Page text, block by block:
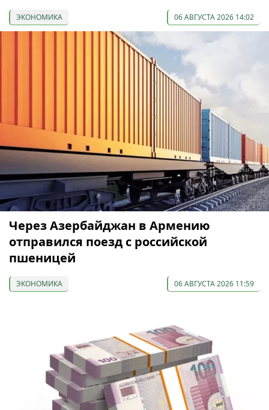
ЭКОНОМИКА 06 АВГУСТА 2026 14:02
Через Азербайджан в Армению
отправился поезд с российской
пшеницей
ЭКОНОМИКА 06 АВГУСТА 2026 11:59